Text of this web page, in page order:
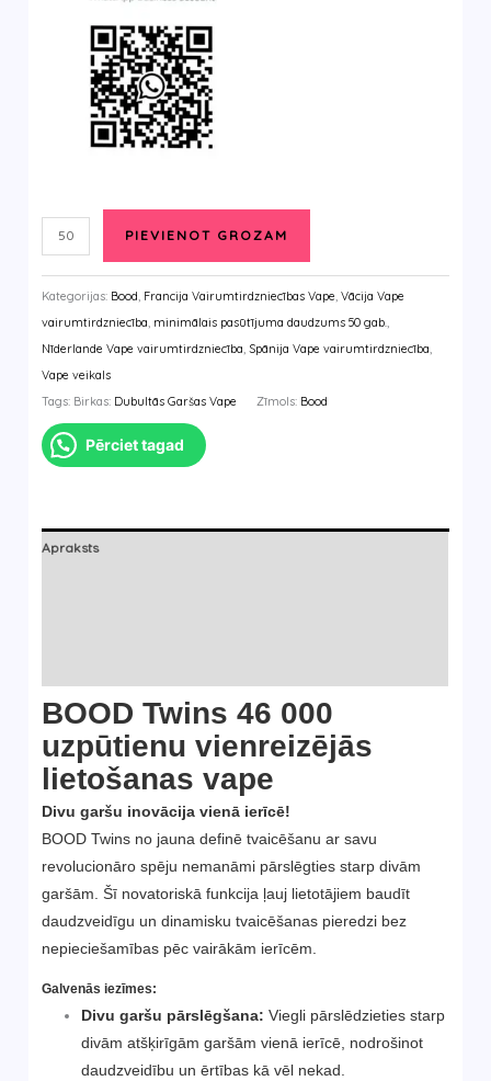
PIEVIENOT GROZAM
Kategorijas: Bood Francija Vairumtirdzniecības Vape ,Vācija Vape
vairumtirdzniecība minimālais pasūtījuma daudzums 50 gab.
Nīderlande Vape vairumtirdzniecība ,Spānija Vape vairumtirdzniecība
Vape veikals
Tags: Birkas: Dubultās Garšas Vape Zīmols: Bood
Pērciet tagad
Apraksts
BOOD Twins 46 000
uzpūtienu vienreizējās
lietošanas vape
Divu garšu inovācija vienā ierīcē!
BOOD Twins no jauna definē tvaicēšanu ar savu
revolucionāro spēju nemanāmi pārslēgties starp divām
garšām. Šī novatoriskā funkcija ļauj lietotājiem baudīt
daudzveidīgu un dinamisku tvaicēšanas pieredzi bez
nepieciešamības pēc vairākām ierīcēm.
Galvenās iezīmes:
Divu garšu pārslēgšana: Viegli pārslēdzieties starp
divām atšķirīgām garšām vienā ierīcē, nodrošinot
daudzveidību un ērtības kā vēl nekad.